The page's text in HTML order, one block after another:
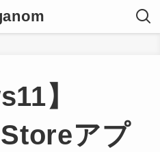
】
アプ